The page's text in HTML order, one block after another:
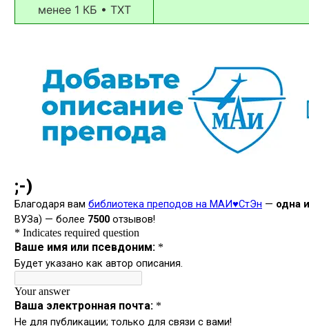
менее 1 КБ • TXT